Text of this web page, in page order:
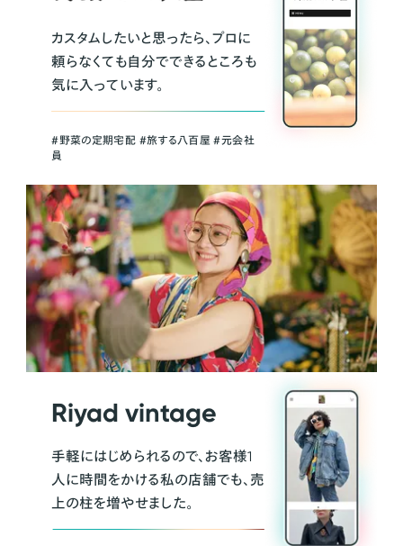
カスタムしたいと思ったら、プロに
頼らなくても自分でできるところも
気に入っています。
＃野菜の定期宅配 ＃旅する八百屋 ＃元会社
員
Riyad vintage
手軽にはじめられるので、お客様1
人に時間をかける私の店舗でも、売
上の柱を増やせました。